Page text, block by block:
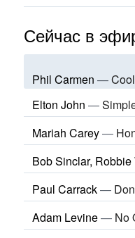
Сейчас в
Phil Carmen —
Elton John —
Mariah Carey—
Bob Sinclar,
Paul Carrack—
Adam Levine— No